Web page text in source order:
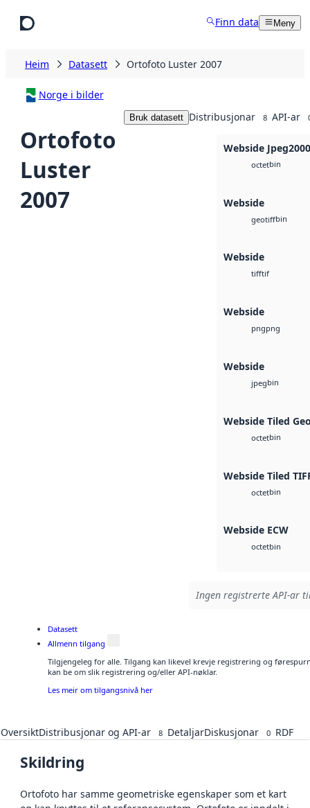
Finn data Meny
Heim Datasett Ortofoto Luster 2007
Norge i bilder
Ortofoto
Luster
2007
Bruk datasett Distribusjonar 8 API-ar
Webside Jpeg2000
octetbin
Webside
geotiffbin
Webside
tifftif
Webside
pngpng
Webside
jpegbin
Webside Tiled
octetbin
Webside Tiled
octetbin
Webside ECW
octetbin
Ingen registrerte API-ar
Datasett
Allmenn tilgang
Tilgjengeleg for alle. Tilgang kan likevel krevje registrering og
kan be om slik registrering og/eller API-nøklar.
Les meir om tilgangsnivå her
OversiktDistribusjonar og API-ar 8 DetaljarDiskusjonar 0 RDF
Skildring
Ortofoto har samme geometriske egenskaper som et kart